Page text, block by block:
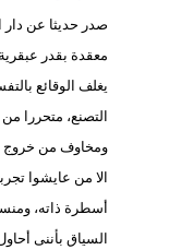
صدر حديثا عن دار
معقدة بقدر
يغلف الوقائع
التصنع، متحررا
ومخاوف من خروج
الا من عايشوا
أسطرة ذاته،
السياق بأننى